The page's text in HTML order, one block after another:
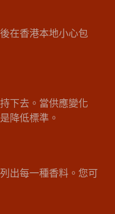
在香港本地小心包
下去。當供應變化
降低標準。
出每一種香料。您可